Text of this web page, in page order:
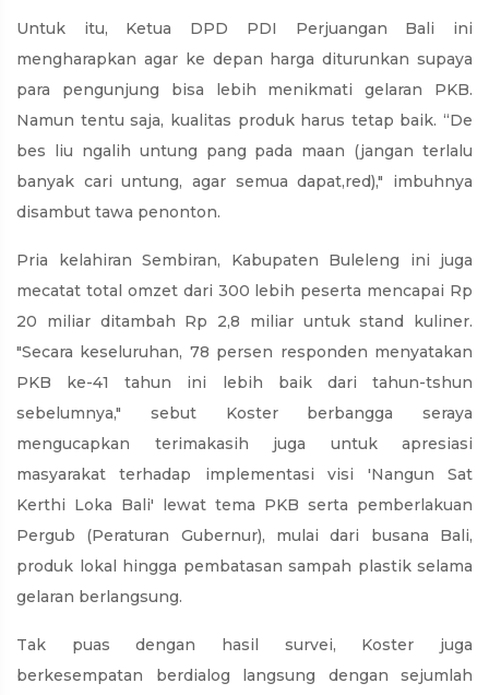
Untuk itu, Ketua DPD PDI Perjuangan Bali ini
mengharapkan agar ke depan harga diturunkan supaya
para pengunjung bisa lebih menikmati gelaran PKB.
Namun tentu saja, kualitas produk harus tetap baik. “De
bes liu ngalih untung pang pada maan (jangan terlalu
banyak cari untung, agar semua dapat,red)," imbuhnya
disambut tawa penonton.
Pria kelahiran Sembiran, Kabupaten Buleleng ini juga
mecatat total omzet dari 300 lebih peserta mencapai Rp
20 miliar ditambah Rp 2,8 miliar untuk stand kuliner.
"Secara keseluruhan, 78 persen responden menyatakan
PKB ke-41 tahun ini lebih baik dari tahun-tshun
sebelumnya," sebut Koster berbangga seraya
mengucapkan terimakasih juga untuk apresiasi
masyarakat terhadap implementasi visi 'Nangun Sat
Kerthi Loka Bali' lewat tema PKB serta pemberlakuan
Pergub (Peraturan Gubernur), mulai dari busana Bali,
produk lokal hingga pembatasan sampah plastik selama
gelaran berlangsung.
Tak puas dengan hasil survei, Koster juga
berkesempatan berdialog langsung dengan sejumlah